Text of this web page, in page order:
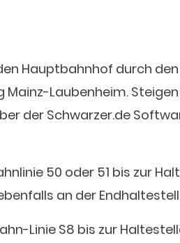
Hauptbahnhof durch
Mainz-Laubenheim.
der Schwarzer.de
50 oder 51 bis zur
an der
Linie S8 bis zur